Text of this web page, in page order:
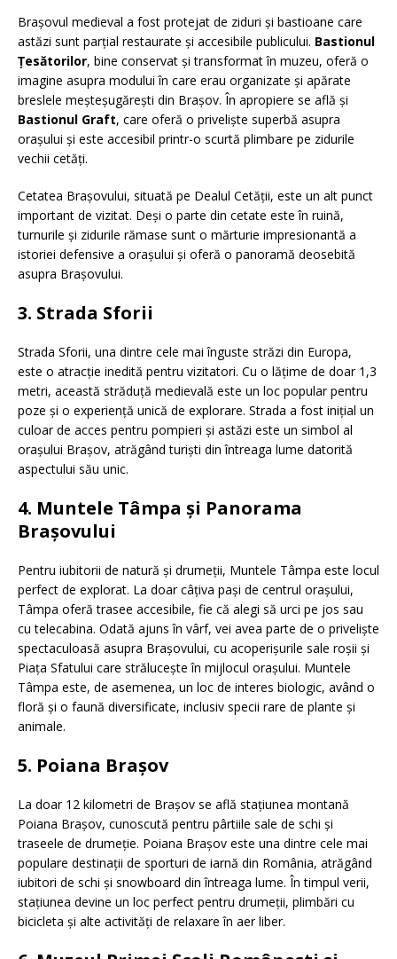
Brașovul medieval a fost protejat de ziduri și bastioane care
astăzi sunt parțial restaurate și accesibile publicului. Bastionul
Țesătorilor, bine conservat și transformat în muzeu, oferă o
imagine asupra modului în care erau organizate și apărate
breslele meșteșugărești din Brașov. În apropiere se află și
Bastionul Graft, care oferă o priveliște superbă asupra
orașului și este accesibil printr-o scurtă plimbare pe zidurile
vechii cetăți.
Cetatea Brașovului, situată pe Dealul Cetății, este un alt punct
important de vizitat. Deși o parte din cetate este în ruină,
turnurile și zidurile rămase sunt o mărturie impresionantă a
istoriei defensive a orașului și oferă o panoramă deosebită
asupra Brașovului.
3. Strada Sforii
Strada Sforii, una dintre cele mai înguste străzi din Europa,
este o atracție inedită pentru vizitatori. Cu o lățime de doar 1,3
metri, această străduță medievală este un loc popular pentru
poze și o experiență unică de explorare. Strada a fost inițial un
culoar de acces pentru pompieri și astăzi este un simbol al
orașului Brașov, atrăgând turiști din întreaga lume datorită
aspectului său unic.
4. Muntele Tâmpa și Panorama
Brașovului
Pentru iubitorii de natură și drumeții, Muntele Tâmpa este locul
perfect de explorat. La doar câțiva pași de centrul orașului,
Tâmpa oferă trasee accesibile, fie că alegi să urci pe jos sau
cu telecabina. Odată ajuns în vârf, vei avea parte de o priveliște
spectaculoasă asupra Brașovului, cu acoperișurile sale roșii și
Piața Sfatului care strălucește în mijlocul orașului. Muntele
Tâmpa este, de asemenea, un loc de interes biologic, având o
floră și o faună diversificate, inclusiv specii rare de plante și
animale.
5. Poiana Brașov
La doar 12 kilometri de Brașov se află stațiunea montană
Poiana Brașov, cunoscută pentru pârtiile sale de schi și
traseele de drumeție. Poiana Brașov este una dintre cele mai
populare destinații de sporturi de iarnă din România, atrăgând
iubitori de schi și snowboard din întreaga lume. În timpul verii,
stațiunea devine un loc perfect pentru drumeții, plimbări cu
bicicleta și alte activități de relaxare în aer liber.